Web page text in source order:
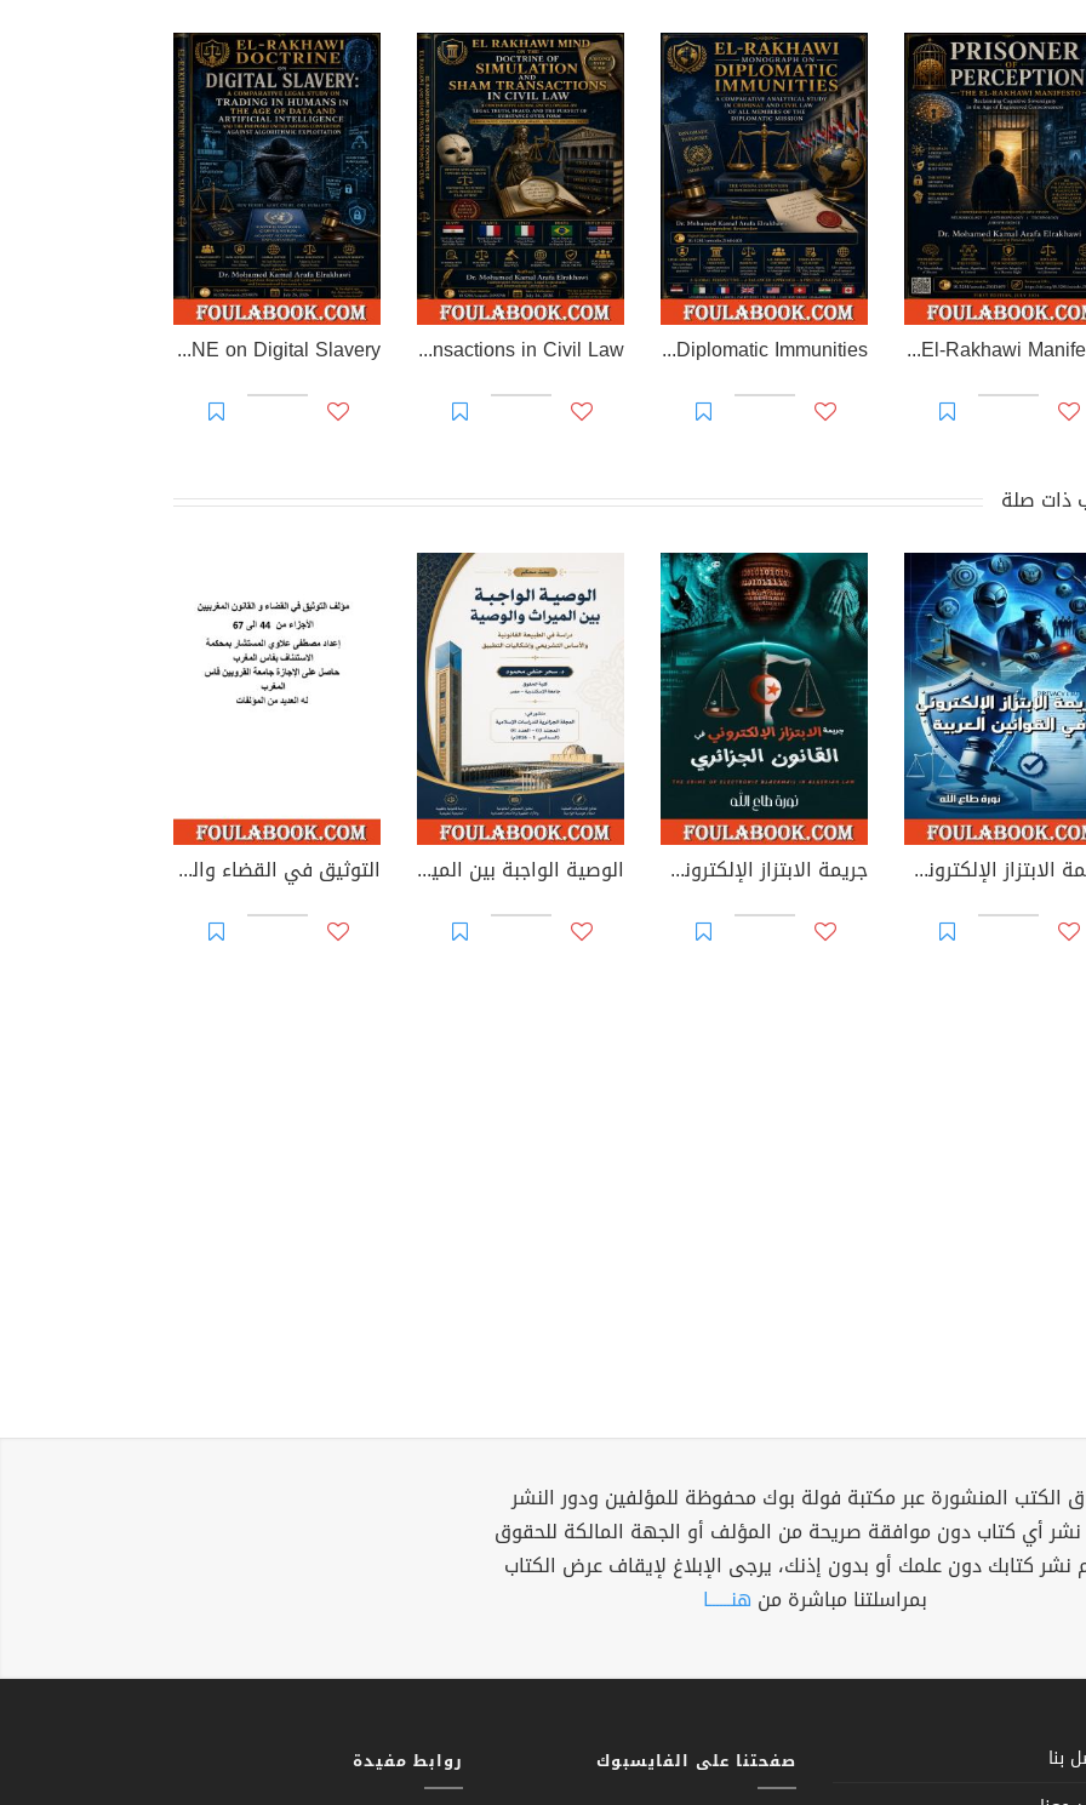
Prisoner of Perception: The El-Rakhawi Manifesto
EL-RAKHAWI MONOGRAPH on Diplomatic Immunities
EL RAKHAWI MIND on the Doctrine of Simulation and Sham Transactions in Civil Law
EL-RAKHAWI DOCTRINE on Digital Slavery
ذات صلة
جريمة الابتزاز الإلكتروني في القوانين العربية جريمة الابتزاز الإلكتروني في القانون الجزائري الوصية الواجبة بين الميراث والوصية: دراسة في الطبيعة القانونية والأساس التشريعي وإشكاليات التطبيق التوثيق في القضاء والقانون المغربيين - الأجزاء من 44 إلى 67
الكتب المنشورة عبر مكتبة فولة بوك محفوظة للمؤلفين ودور النشر
نشر أي كتاب دون موافقة صريحة من المؤلف أو الجهة المالكة للحقوق
نشر كتابك دون علمك أو بدون إذنك، يرجى الإبلاغ لإيقاف عرض الكتاب
بمراسلتنا مباشرة من هنــــــا
بنا
صفحتنا على الفايسبوك روابط مفيدة